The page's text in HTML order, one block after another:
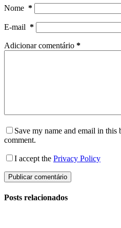
Nome *
E-mail *
Adicionar comentário *
Save my name and email in
comment.
I accept the Privacy Policy
Publicar comentário
Posts relacionados